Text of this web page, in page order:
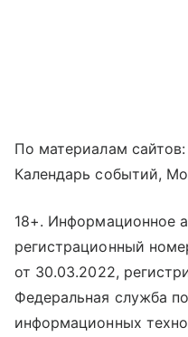
По материалам
Календарь событий,
18+. Информационное
регистрационный
от 30.03.2022,
Федеральная служба
информационных